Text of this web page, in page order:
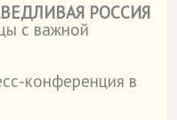
РОССИЯ
с важной
конференция в